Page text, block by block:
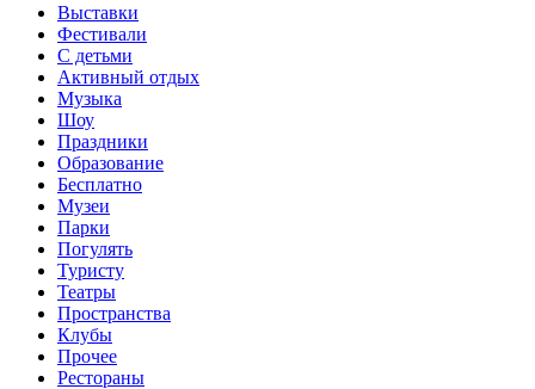
Выставки
Фестивали
С детьми
Активный отдых
Музыка
Шоу
Праздники
Образование
Бесплатно
Музеи
Парки
Погулять
Туристу
Театры
Пространства
Клубы
Прочее
Рестораны